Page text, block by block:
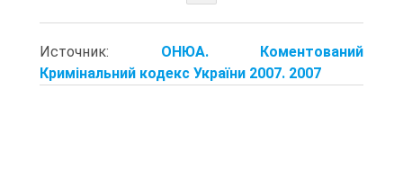
Источник: ОНЮА. Коментований
Кримінальний кодекс України 2007. 2007